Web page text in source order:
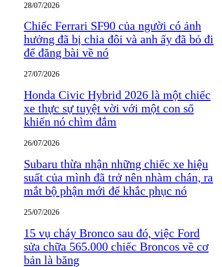
28/07/2026
Chiếc Ferrari SF90 của người có ảnh
hưởng đã bị chia đôi và anh ấy đã bỏ đi
để đăng bài về nó
27/07/2026
Honda Civic Hybrid 2026 là một chiếc
xe thực sự tuyệt vời với một con số
khiến nó chìm đắm
26/07/2026
Subaru thừa nhận những chiếc xe hiệu
suất của mình đã trở nên nhàm chán, ra
mắt bộ phận mới để khắc phục nó
25/07/2026
15 vụ cháy Bronco sau đó, việc Ford
sửa chữa 565.000 chiếc Broncos về cơ
bản là băng